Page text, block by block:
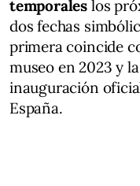
temporales los
dos fechas
primera coincide
museo en 2023 y
inauguración
España.